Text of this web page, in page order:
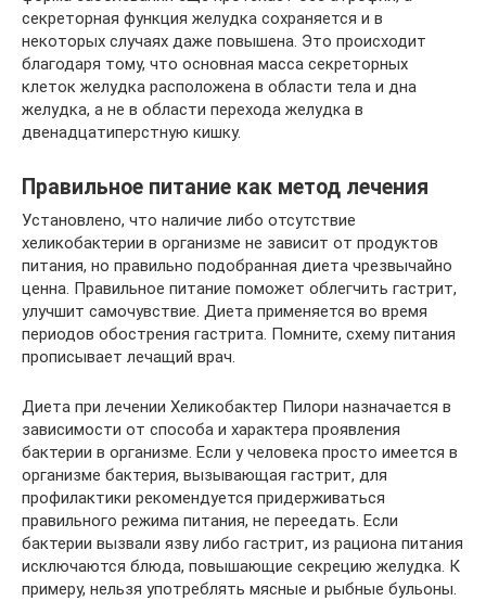
секреторная функция желудка сохраняется и в
некоторых случаях даже повышена. Это происходит
благодаря тому, что основная масса секреторных
клеток желудка расположена в области тела и дна
желудка, а не в области перехода желудка в
двенадцатиперстную кишку.
Правильное питание как метод лечения
Установлено, что наличие либо отсутствие
хеликобактерии в организме не зависит от продуктов
питания, но правильно подобранная диета чрезвычайно
ценна. Правильное питание поможет облегчить гастрит,
улучшит самочувствие. Диета применяется во время
периодов обострения гастрита. Помните, схему питания
прописывает лечащий врач.
Диета при лечении Хеликобактер Пилори назначается в
зависимости от способа и характера проявления
бактерии в организме. Если у человека просто имеется в
организме бактерия, вызывающая гастрит, для
профилактики рекомендуется придерживаться
правильного режима питания, не переедать. Если
бактерии вызвали язву либо гастрит, из рациона питания
исключаются блюда, повышающие секрецию желудка. К
примеру, нельзя употреблять мясные и рыбные бульоны.